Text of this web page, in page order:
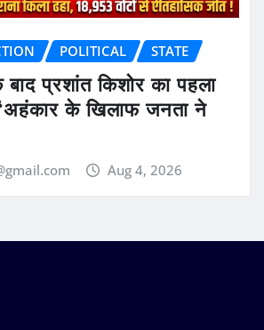
POLITICAL STATE
प्रशांत किशोर का पहला
के खिलाफ जनता ने
Aug 4, 2026